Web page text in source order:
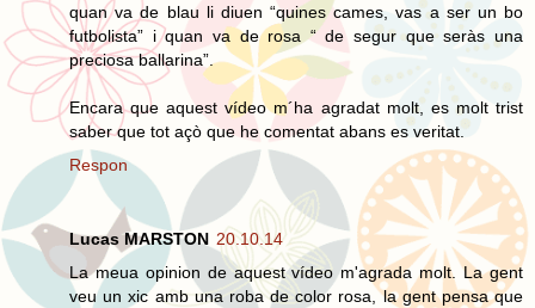
quan va de blau li diuen “quines cames, vas a ser un bo
futbolista” i quan va de rosa “ de segur que seràs una
preciosa ballarina”.
Encara que aquest vídeo m´ha agradat molt, es molt trist
saber que tot açò que he comentat abans es veritat.
Respon
Lucas MARSTON 20.10.14
La meua opinion de aquest vídeo m'agrada molt. La gent
veu un xic amb una roba de color rosa, la gent pensa que